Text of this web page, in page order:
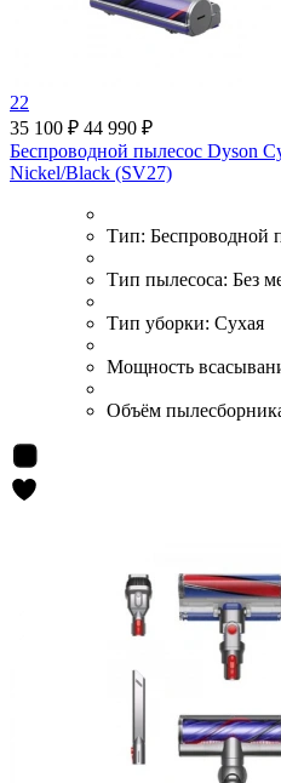
22
35 100 ₽ 44 990 ₽
Беспроводной пылесос Dyson
Nickel/Black (SV27)
Тип: Беспроводной
Тип пылесоса: Без
Тип уборки: Сухая
Мощность
Объём